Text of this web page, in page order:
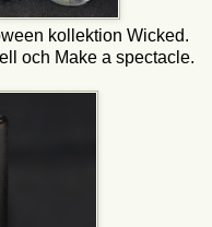
kollektion Wicked.
och Make a spectacle.